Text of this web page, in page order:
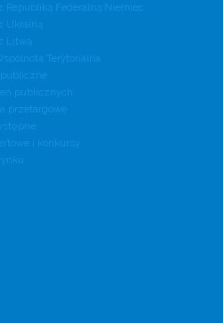
z Republiką Federalną Niemiec
Ukrainą
Litwą
Terytorialna
publicznych
przetargowe
i konkursy